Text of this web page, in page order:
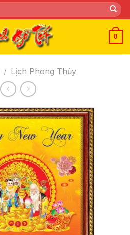
0
/ Lịch Phong Thủy